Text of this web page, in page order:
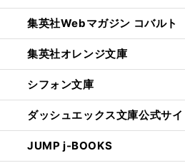
集英社Webマガジン コバルト
集英社オレンジ文庫
シフォン文庫
ダッシュエックス文庫公式サイ
JUMP j-BOOKS